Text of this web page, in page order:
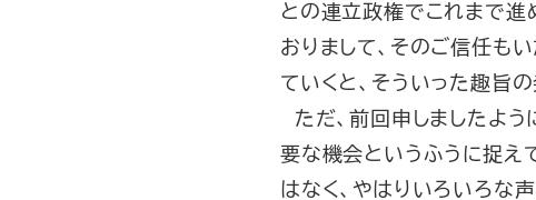
との連立政権でこれまで進
おりまして、そのご信任も
ていくと、そういった趣旨
ただ、前回申しましたよ
要な機会というふうに捉え
はなく、やはりいろいろな